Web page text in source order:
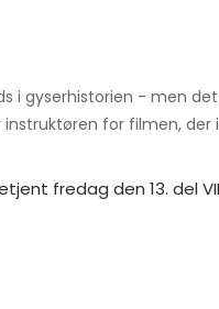
i gyserhistorien - men
for filmen, der